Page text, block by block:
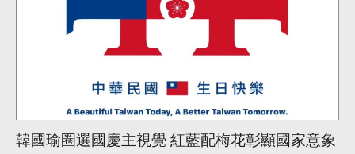
韓國瑜圈選國慶主視覺 紅藍配梅花彰顯國家意象